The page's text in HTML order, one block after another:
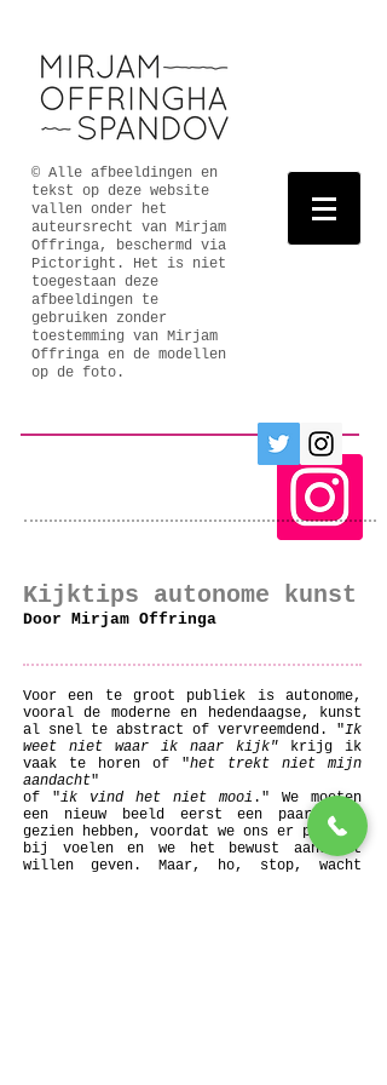
© Alle afbeeldingen en
tekst op deze website
vallen onder het
auteursrecht van Mirjam
Offringa, beschermd via
Pictoright. Het is niet
toegestaan deze
afbeeldingen te
gebruiken zonder
toestemming van Mirjam
Offringa en de modellen
op de foto.
Kijktips autonome kunst
Door Mirjam Offringa
Voor een te groot publiek is autonome,
vooral de moderne en hedendaagse, kunst
al snel te abstract of vervreemdend. "Ik
weet niet waar ik naar kijk" krijg ik
vaak te horen of "het trekt niet mijn
aandacht"
of "ik vind het niet mooi ." We moeten
een nieuw beeld eerst een paar keer
gezien hebben, voordat we ons er prettig
bij voelen en we het bewust aandacht
willen geven. Maar, ho, stop, wacht